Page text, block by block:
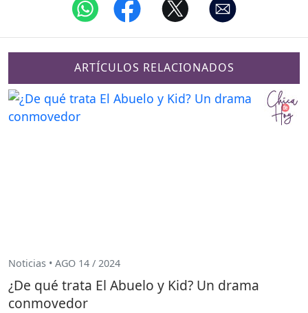
ARTÍCULOS RELACIONADOS
Noticias • AGO 14 / 2024
¿De qué trata El Abuelo y Kid? Un drama
conmovedor